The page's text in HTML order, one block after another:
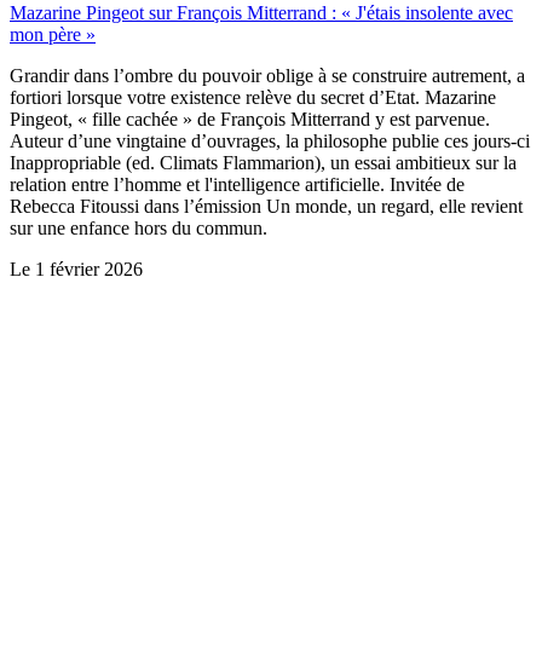
Mazarine Pingeot sur François Mitterrand : « J'étais insolente avec
mon père »
Grandir dans l’ombre du pouvoir oblige à se construire autrement, a
fortiori lorsque votre existence relève du secret d’Etat. Mazarine
Pingeot, « fille cachée » de François Mitterrand y est parvenue.
Auteur d’une vingtaine d’ouvrages, la philosophe publie ces jours-ci
Inappropriable (ed. Climats Flammarion), un essai ambitieux sur la
relation entre l’homme et l'intelligence artificielle. Invitée de
Rebecca Fitoussi dans l’émission Un monde, un regard, elle revient
sur une enfance hors du commun.
Le 1 février 2026